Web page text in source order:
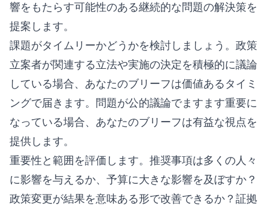
響をもたらす可能性のある継続的な問題の解決策を
提案します。
課題がタイムリーかどうかを検討しましょう。政策
立案者が関連する立法や実施の決定を積極的に議論
している場合、あなたのブリーフは価値あるタイミ
ングで届きます。問題が公的議論でますます重要に
なっている場合、あなたのブリーフは有益な視点を
提供します。
重要性と範囲を評価します。推奨事項は多くの人々
に影響を与えるか、予算に大きな影響を及ぼすか？
政策変更が結果を意味ある形で改善できるか？証拠